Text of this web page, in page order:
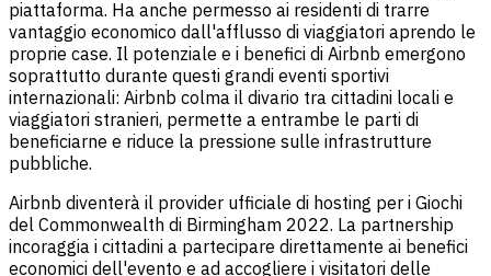
piattaforma. Ha anche permesso ai residenti di trarre
vantaggio economico dall'afflusso di viaggiatori aprendo le
proprie case. Il potenziale e i benefici di Airbnb emergono
soprattutto durante questi grandi eventi sportivi
internazionali: Airbnb colma il divario tra cittadini locali e
viaggiatori stranieri, permette a entrambe le parti di
beneficiarne e riduce la pressione sulle infrastrutture
pubbliche.
Airbnb diventerà il provider ufficiale di hosting per i Giochi
del Commonwealth di Birmingham 2022. La partnership
incoraggia i cittadini a partecipare direttamente ai benefici
economici dell'evento e ad accogliere i visitatori delle